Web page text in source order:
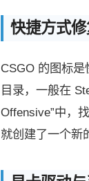
快捷方式修
CSGO 的图标
目录，一般在
Offensive”中，
就创建了一个新